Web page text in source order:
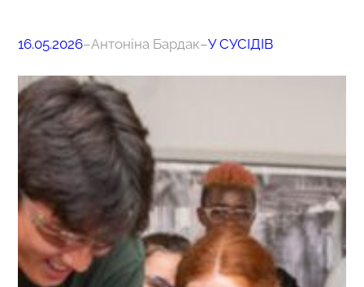
16.05.2026–Антоніна Бардак–У СУСІДІВ